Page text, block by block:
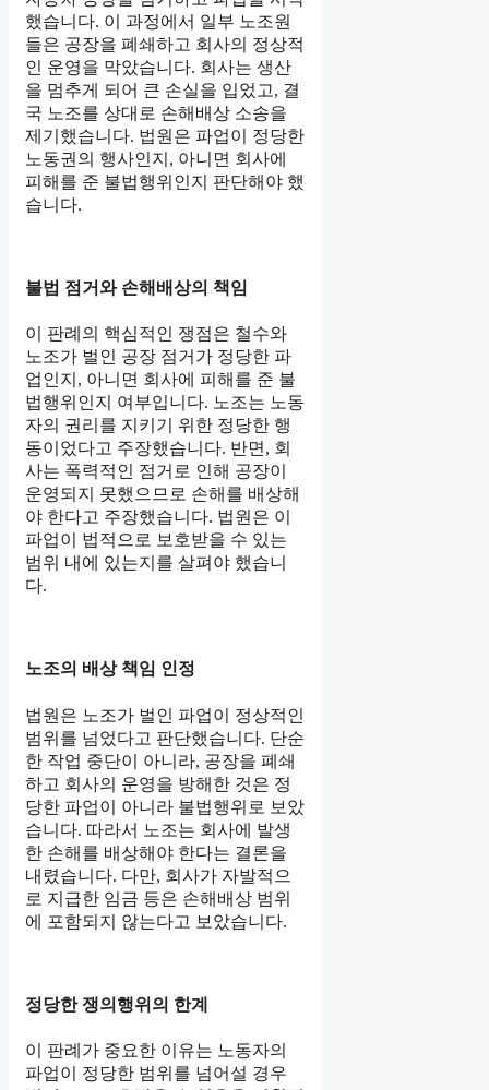
했습니다. 이 과정에서 일부 노조원
들은 공장을 폐쇄하고 회사의 정상적
인 운영을 막았습니다. 회사는 생산
을 멈추게 되어 큰 손실을 입었고, 결
국 노조를 상대로 손해배상 소송을
제기했습니다. 법원은 파업이 정당한
노동권의 행사인지, 아니면 회사에
피해를 준 불법행위인지 판단해야 했
습니다.
불법 점거와 손해배상의 책임
이 판례의 핵심적인 쟁점은 철수와
노조가 벌인 공장 점거가 정당한 파
업인지, 아니면 회사에 피해를 준 불
법행위인지 여부입니다. 노조는 노동
자의 권리를 지키기 위한 정당한 행
동이었다고 주장했습니다. 반면, 회
사는 폭력적인 점거로 인해 공장이
운영되지 못했으므로 손해를 배상해
야 한다고 주장했습니다. 법원은 이
파업이 법적으로 보호받을 수 있는
범위 내에 있는지를 살펴야 했습니
다.
노조의 배상 책임 인정
법원은 노조가 벌인 파업이 정상적인
범위를 넘었다고 판단했습니다. 단순
한 작업 중단이 아니라, 공장을 폐쇄
하고 회사의 운영을 방해한 것은 정
당한 파업이 아니라 불법행위로 보았
습니다. 따라서 노조는 회사에 발생
한 손해를 배상해야 한다는 결론을
내렸습니다. 다만, 회사가 자발적으
로 지급한 임금 등은 손해배상 범위
에 포함되지 않는다고 보았습니다.
정당한 쟁의행위의 한계
이 판례가 중요한 이유는 노동자의
파업이 정당한 범위를 넘어설 경우